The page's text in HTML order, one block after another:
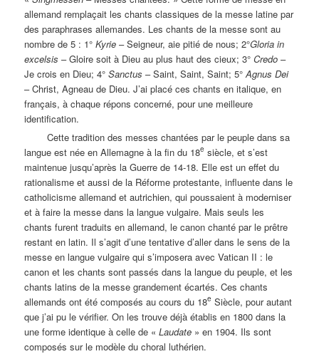
allemand remplaçait les chants classiques de la messe latine par
des paraphrases allemandes. Les chants de la messe sont au
nombre de 5 : 1°Kyrie – Seigneur, aie pitié de nous; 2°Gloria in
excelsis – Gloire soit à Dieu au plus haut des cieux; 3°Credo –
Je crois en Dieu; 4°Sanctus – Saint, Saint, Saint; 5°Agnus Dei
– Christ, Agneau de Dieu. J’ai placé ces chants en italique, en
français, à chaque répons concerné, pour une meilleure
identification.
Cette tradition des messes chantées par le peuple dans sa
langue est née en Allemagne à la fin du 18e siècle, et s’est
maintenue jusqu’après la Guerre de 14-18. Elle est un effet du
rationalisme et aussi de la Réforme protestante, influente dans le
catholicisme allemand et autrichien, qui poussaient à moderniser
et à faire la messe dans la langue vulgaire. Mais seuls les
chants furent traduits en allemand, le canon chanté par le prêtre
restant en latin. Il s’agit d’une tentative d’aller dans le sens de la
messe en langue vulgaire qui s’imposera avec Vatican II : le
canon et les chants sont passés dans la langue du peuple, et les
chants latins de la messe grandement écartés. Ces chants
allemands ont été composés au cours du 18e Siècle, pour autant
que j’ai pu le vérifier. On les trouve déjà établis en 1800 dans la
une forme identique à celle de «Laudate » en 1904. Ils sont
composés sur le modèle du choral luthérien.